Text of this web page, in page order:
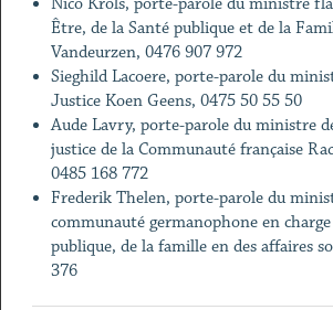
Être, de la Santé publique et de la
Vandeurzen, 0476 907 972
Sieghild Lacoere, porte-parole du
Justice Koen Geens, 0475 50 55 50
Aude Lavry, porte-parole du ministre
justice de la Communauté française
0485 168 772
Frederik Thelen, porte-parole du
communauté germanophone en
publique, de la famille en des affaires
376